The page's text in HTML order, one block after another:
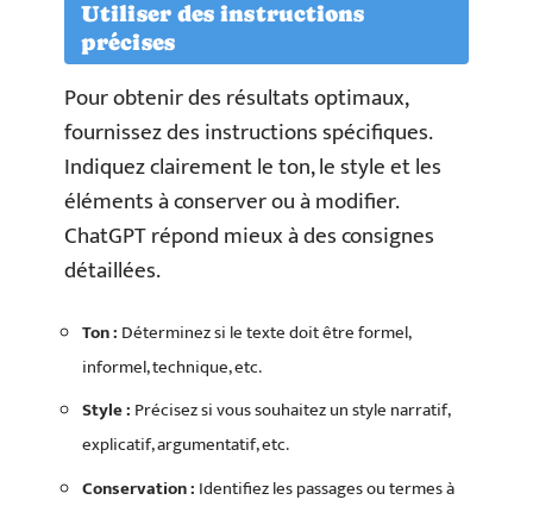
Utiliser des instructions
précises
Pour obtenir des résultats optimaux,
fournissez des instructions spécifiques.
Indiquez clairement le ton, le style et les
éléments à conserver ou à modifier.
ChatGPT répond mieux à des consignes
détaillées.
Ton : Déterminez si le texte doit être formel,
informel, technique, etc.
Style : Précisez si vous souhaitez un style narratif,
explicatif, argumentatif, etc.
Conservation : Identifiez les passages ou termes à